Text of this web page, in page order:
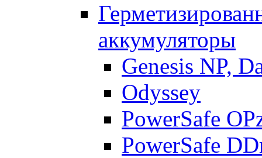
аккумуляторы
Genesis NP,
Odyssey
PowerSafe
PowerSafe